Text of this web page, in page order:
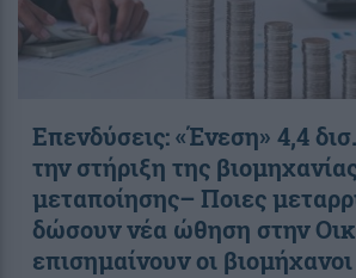
Επενδύσεις: «Ένεση» 4,4
την στήριξη της
μεταποίησης– Ποιες
δώσουν νέα ώθηση στην
επισημαίνουν οι βιομήχανοι